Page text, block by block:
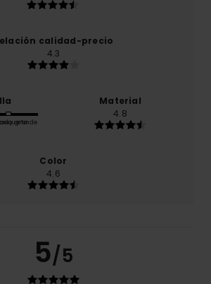
calidad-precio
4.3
grande
Material
4.8
Color
4.6
5/5